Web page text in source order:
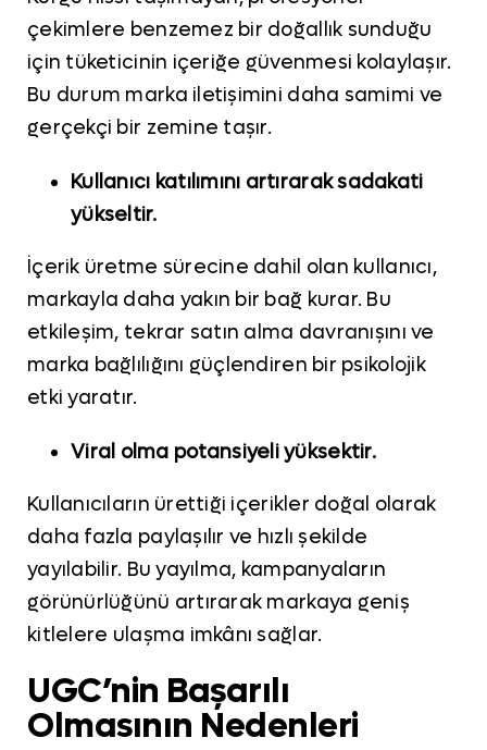
çekimlere benzemez bir doğallık sunduğu
için tüketicinin içeriğe güvenmesi kolaylaşır.
Bu durum marka iletişimini daha samimi ve
gerçekçi bir zemine taşır.
Kullanıcı katılımını artırarak sadakati
yükseltir.
İçerik üretme sürecine dahil olan kullanıcı,
markayla daha yakın bir bağ kurar. Bu
etkileşim, tekrar satın alma davranışını ve
marka bağlılığını güçlendiren bir psikolojik
etki yaratır.
Viral olma potansiyeli yüksektir.
Kullanıcıların ürettiği içerikler doğal olarak
daha fazla paylaşılır ve hızlı şekilde
yayılabilir. Bu yayılma, kampanyaların
görünürlüğünü artırarak markaya geniş
kitlelere ulaşma imkânı sağlar.
UGC’nin Başarılı
Olmasının Nedenleri